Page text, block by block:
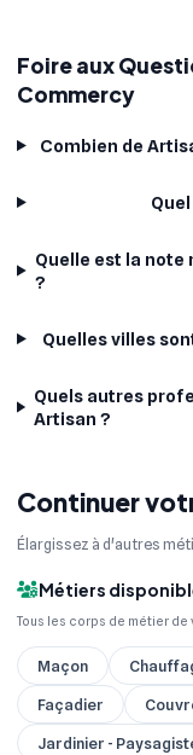
Foire aux
Commercy
Combien de
Quelle est la note
?
Quelles villes
Quels autres
Artisan ?
Continuer
Élargissez à d'autres
Métiers
Tous les corps de métier de
Maçon
Façadier
Jardinier -